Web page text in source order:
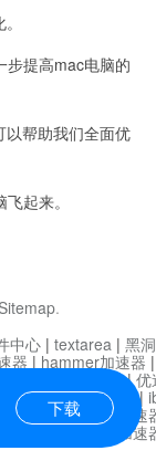
提高mac电脑的
帮助我们全面优
起来。
Sitemap.
下载
中心 | textarea | 黑
器 | hammer加速器
迷雾通|优
器|anycast加速器 |
| 白石山|
小牛加速
芒果加速